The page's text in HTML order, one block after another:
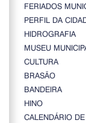
FERIADOS
PERFIL DA
HIDROGRAFIA
MUSEU
CULTURA
BRASÃO
BANDEIRA
HINO
CALENDÁRIO